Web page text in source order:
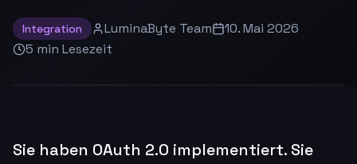
Integration LuminaByte Team
10. Mai 2026
5 min Lesezeit
Sie haben OAuth 2.0 implementiert. Sie